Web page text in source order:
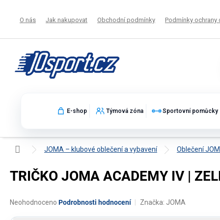
O nás Jak nakupovat Obchodní podmínky Podmínky ochrany
E-shop Týmová zóna Sportovní pomůcky
Domů JOMA – klubové oblečení a vybavení Oblečení
TRIČKO JOMA ACADEMY IV |
Průměrné
Neohodnoceno Podrobnosti hodnocení Značka: JOMA